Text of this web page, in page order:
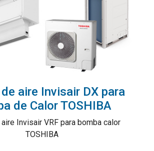
aire Invisair DX para
de Calor TOSHIBA
Invisair VRF para bomba calor
TOSHIBA